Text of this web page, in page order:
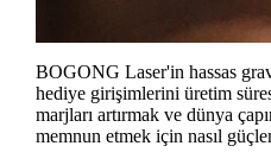
BOGONG Laser'in hassas
hediye girişimlerini üretim
marjları artırmak ve dünya
memnun etmek için nasıl